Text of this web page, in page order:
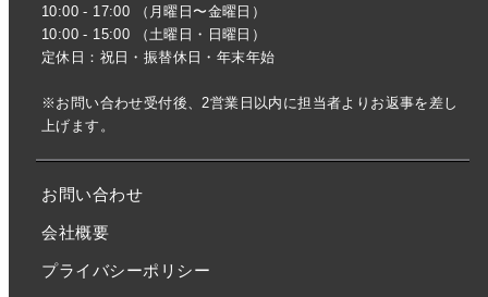
10:00 - 17:00 （月曜日〜金曜日）
10:00 - 15:00 （土曜日・日曜日）
定休日：祝日・振替休日・年末年始
※お問い合わせ受付後、2営業日以内に担当者よりお返事を差し
上げます。
お問い合わせ
会社概要
プライバシーポリシー